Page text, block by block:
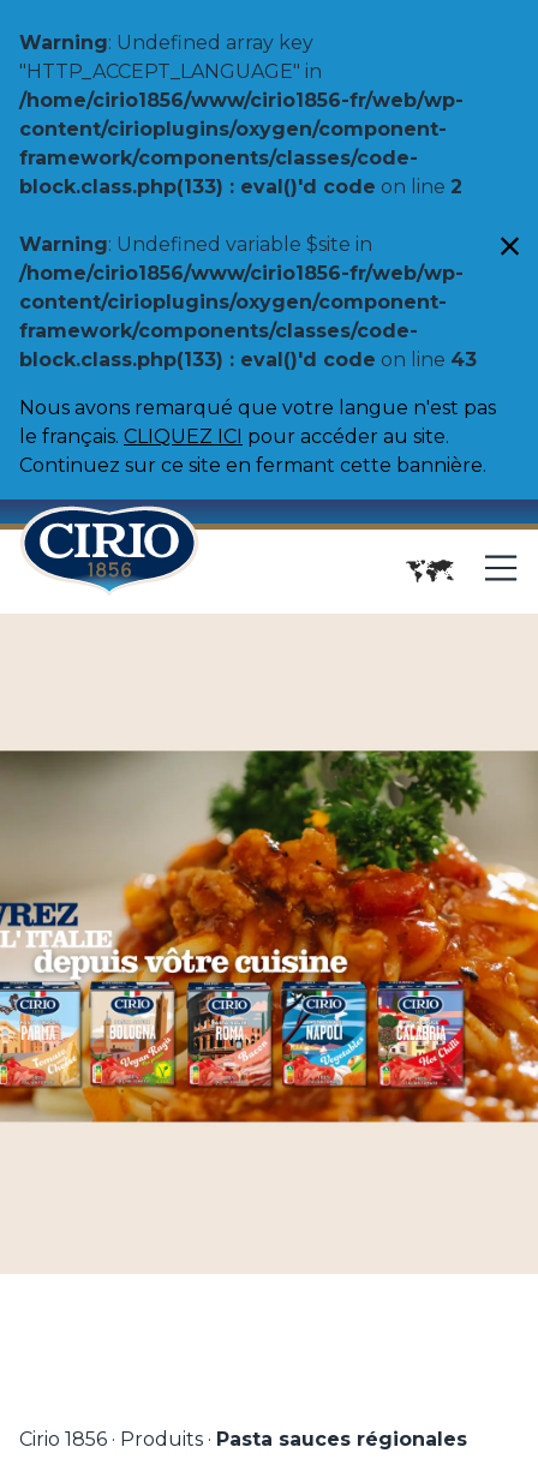
Warning: Undefined array key
"HTTP_ACCEPT_LANGUAGE" in
/home/cirio1856/www/cirio1856-fr/web/wp-
content/cirioplugins/oxygen/component-
framework/components/classes/code-
block.class.php(133) : eval()'d code on line 2
Warning: Undefined variable $site in
/home/cirio1856/www/cirio1856-fr/web/wp-
content/cirioplugins/oxygen/component-
framework/components/classes/code-
block.class.php(133) : eval()'d code on line 43
Nous avons remarqué que votre langue n'est pas
le français. CLIQUEZ ICI pour accéder au site.
Continuez sur ce site en fermant cette bannière.
Cirio 1856 · Produits · Pasta sauces régionales